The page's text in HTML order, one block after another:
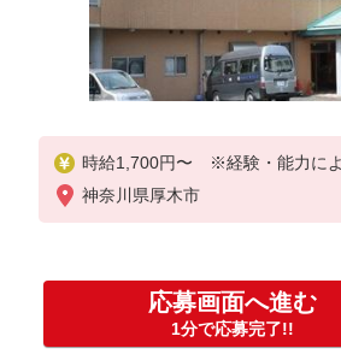
時給1,700円〜 ※経験・能力に
＜時給例＞
入社8年目 看護師経験30年以上／
神奈川県厚木市
応募画面へ進む
1分で応募完了!!